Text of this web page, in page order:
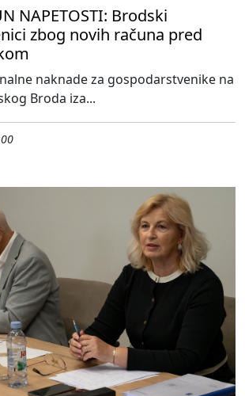
NAPETOSTI: Brodski
zbog novih računa pred
naknade za gospodarstvenike na
Broda iza...